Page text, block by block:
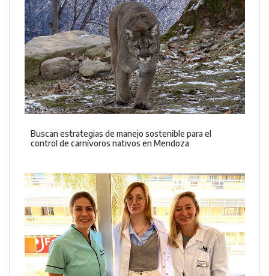
Buscan estrategias de manejo sostenible para el
control de carnívoros nativos en Mendoza